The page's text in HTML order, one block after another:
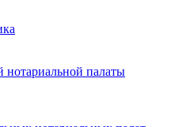
нотариальной палаты